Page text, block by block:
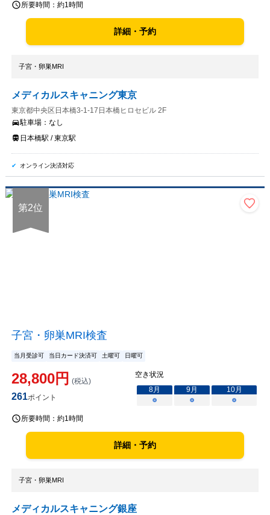
所要時間： 約1時間
詳細・予約
子宮・卵巣MRI
メディカルスキャニング東京
東京都中央区日本橋3-1-17日本橋ヒロセビル 2F
駐車場： なし
日本橋駅 / 東京駅
オンライン決済対応
第2位
子宮・卵巣MRI検査
当月受診可 当日カード決済可 土曜可 日曜可
28,800円 (税込)
261ポイント
空き状況
8月 9月 10月
○
○ ○
所要時間： 約1時間
詳細・予約
子宮・卵巣MRI
メディカルスキャニング銀座